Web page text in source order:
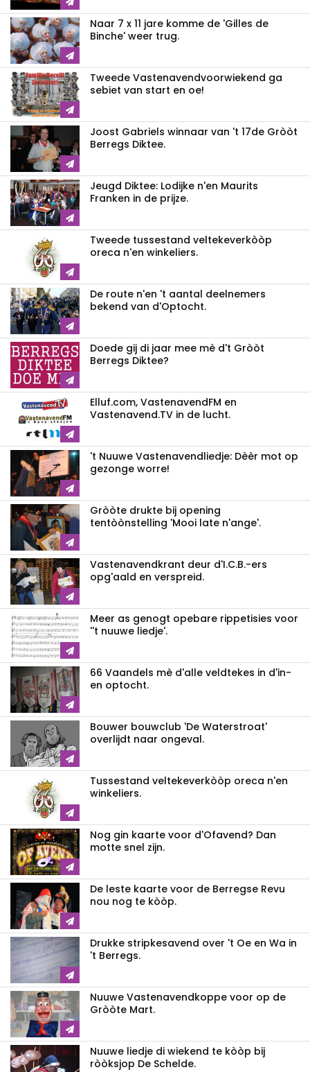
Naar 7 x 11 jare komme de 'Gilles de
Binche' weer trug.
Tweede Vastenavendvoorwiekend ga
sebiet van start en oe!
Joost Gabriels winnaar van 't 17de Gròòt
Berregs Diktee.
Jeugd Diktee: Lodijke n'en Maurits
Franken in de prijze.
Tweede tussestand veltekeverkòòp
oreca n'en winkeliers.
De route n'en 't aantal deelnemers
bekend van d'Optocht.
Doede gij di jaar mee mè d't Gròòt
Berregs Diktee?
Elluf.com, VastenavendFM en
Vastenavend.TV in de lucht.
't Nuuwe Vastenavendliedje: Dèèr mot op
gezonge worre!
Gròòte drukte bij opening
tentòònstelling 'Mooi late n'ange'.
Vastenavendkrant deur d'I.C.B.-ers
opg'aald en verspreid.
Meer as genogt opebare rippetisies voor
''t nuuwe liedje'.
66 Vaandels mè d'alle veldtekes in d'in-
en optocht.
Bouwer bouwclub 'De Waterstroat'
overlijdt naar ongeval.
Tussestand veltekeverkòòp oreca n'en
winkeliers.
Nog gin kaarte voor d'Ofavend? Dan
motte snel zijn.
De leste kaarte voor de Berregse Revu
nou nog te kòòp.
Drukke stripkesavend over 't Oe en Wa in
't Berregs.
Nuuwe Vastenavendkoppe voor op de
Gròòte Mart.
Nuuwe liedje di wiekend te kòòp bij
ròòksjop De Schelde.